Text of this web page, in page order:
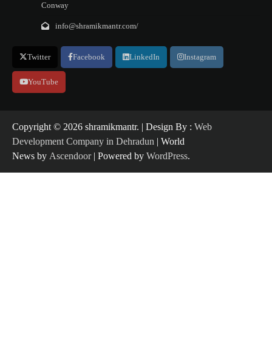
Conway
info@shramikmantr.com/
Twitter Facebook LinkedIn Instagram
YouTube
Copyright ©️ 2026 shramikmantr. | Design By : Web
Development Company in Dehradun | World
News by Ascendoor| Powered by WordPress.